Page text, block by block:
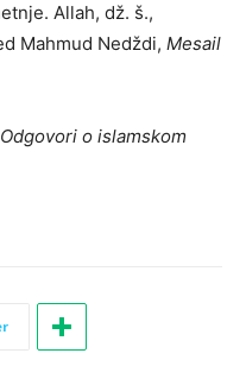
Allah, dž. š.,
Mahmud Nedždi, Mesail
Odgovori o islamskom